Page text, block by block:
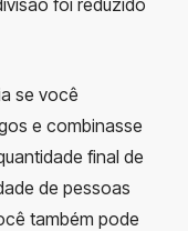
se você
e combinasse
final de
de pessoas
também pode